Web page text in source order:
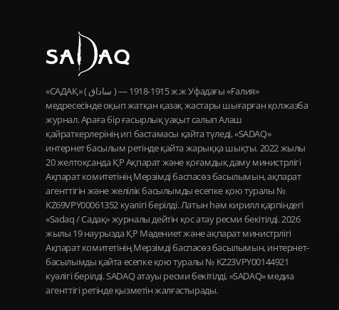
«САДАҚ» ( ساداق ) — 1915-1918 ж.ж Уфадағы «Ғалия»
медресесінде оқып жатқан қазақ жастары шығарған қолжазба
журнал. Араға бір ғасырлық уақыт салып Алаш
қайраткерлерінің игі бастамасы қайта түледі, «SADAQ»
интернет басылым ретінде қайта жарыққа шықты. 2022 жылы
20 желтоқсанда ҚР Ақпарат және қоғамдық даму министрлігі
Ақпарат комитетінің Мерзімді баспасөз басылымын, ақпарат
агенттігін және желілік басылымды есепке қою туралы №
KZ69VPY00061352 куәлігі берілді. Латын һәм кирилл қарпіндегі
«Sadaq / Садақ» журналы дейтін қос атау ресми бекітілді. 2026
жылы 19 наурызда ҚР Мәдениет және ақпарат министрлігі
Ақпарат комитетінің Мерзімді баспасөз басылымын, интернет-
басылымды қайта есепке қою туралы № KZ23VPY00144921
куәлігі берілді. SADAQ атауы ресми бекітілді, «SADAQ» медиа
агенттігі ретінде қызметін жалғастырады.